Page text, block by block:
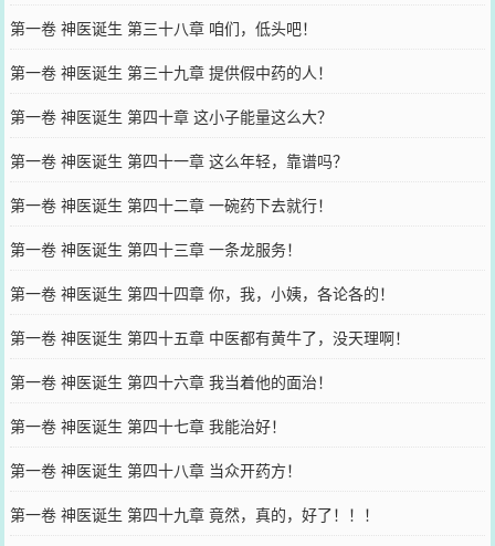
第一卷 神医诞生 第三十八章 咱们，低头吧！
第一卷 神医诞生 第三十九章 提供假中药的人！
第一卷 神医诞生 第四十章 这小子能量这么大？
第一卷 神医诞生 第四十一章 这么年轻，靠谱吗？
第一卷 神医诞生 第四十二章 一碗药下去就行！
第一卷 神医诞生 第四十三章 一条龙服务！
第一卷 神医诞生 第四十四章 你，我，小姨，各论各的！
第一卷 神医诞生 第四十五章 中医都有黄牛了，没天理啊！
第一卷 神医诞生 第四十六章 我当着他的面治！
第一卷 神医诞生 第四十七章 我能治好！
第一卷 神医诞生 第四十八章 当众开药方！
第一卷 神医诞生 第四十九章 竟然，真的，好了！！！